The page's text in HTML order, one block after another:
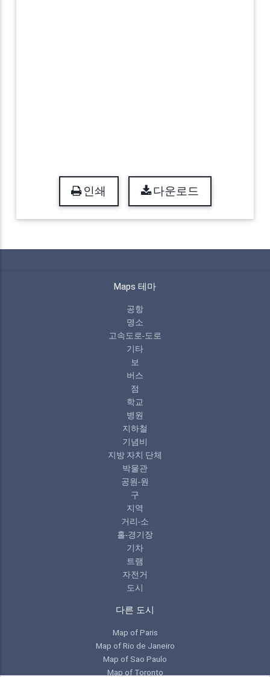
인쇄 다운로드
Maps 테마
공항
명소
고속도로-도로
기타
보
버스
점
학교
병원
지하철
기념비
지방 자치 단체
박물관
공원-원
구
지역
거리-소
홀-경기장
기차
트램
자전거
도시
다른 도시
Map of Paris
Map of Rio de Janeiro
Map of Sao Paulo
Map of Toronto